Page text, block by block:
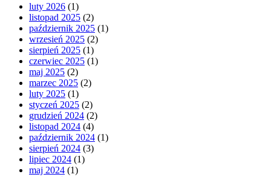
luty 2026 (1)
listopad 2025 (2)
październik 2025 (1)
wrzesień 2025 (2)
sierpień 2025 (1)
czerwiec 2025 (1)
maj 2025 (2)
marzec 2025 (2)
luty 2025 (1)
styczeń 2025 (2)
grudzień 2024 (2)
listopad 2024 (4)
październik 2024 (1)
sierpień 2024 (3)
lipiec 2024 (1)
maj 2024 (1)